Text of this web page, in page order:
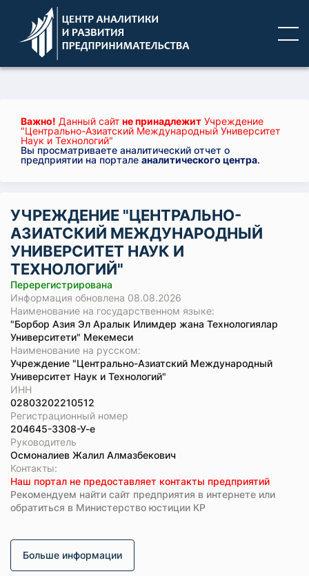
Важно! Данный сайт не принадлежит Учреждение
"Центрально-Азиатский Международный Университет
Наук и Технологий"
Вы просматриваете аналитический отчет о
предприятии на портале аналитического центра.
УЧРЕЖДЕНИЕ "ЦЕНТРАЛЬНО-
АЗИАТСКИЙ МЕЖДУНАРОДНЫЙ
УНИВЕРСИТЕТ НАУК И
ТЕХНОЛОГИЙ"
Перерегистрирована
Информация обновлена 08.08.2026
Наименование на государственном языке:
"Борбор Азия Эл Аралык Илимдер жана Технологиялар
Университети" Мекемеси
Наименование на русском:
Учреждение "Центрально-Азиатский Международный
Университет Наук и Технологий"
ИНН
02803202210512
Регистрационный номер
204645-3308-У-е
Руководитель
Осмоналиев Жалил Алмазбекович
Koнтaкты:
Наш портал не предоставляет контакты предприятий
Рекомендуем найти сайт предприятия в интернете или
обратиться в Министерство юстиции КР
Больше информации